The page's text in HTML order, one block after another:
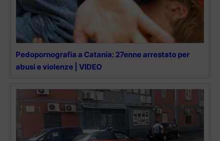
Pedopornografia a Catania: 27enne arrestato per
abusi e violenze | VIDEO